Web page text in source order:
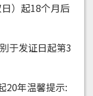
）起18个月后
于发证日起第3
年温馨提示: